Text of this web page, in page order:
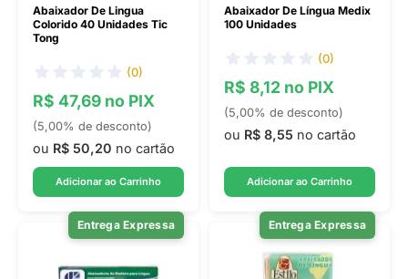
Abaixador De Lingua
Colorido 40 Unidades Tic
Tong
(0)
R$ 47,69 no PIX
(5,00% de desconto)
ou R$ 50,20 no cartão
Adicionar ao Carrinho
Abaixador De Língua Medix
100 Unidades
(0)
R$ 8,12 no PIX
(5,00% de desconto)
ou R$ 8,55 no cartão
Adicionar ao Carrinho
Entrega Expressa Entrega Expressa